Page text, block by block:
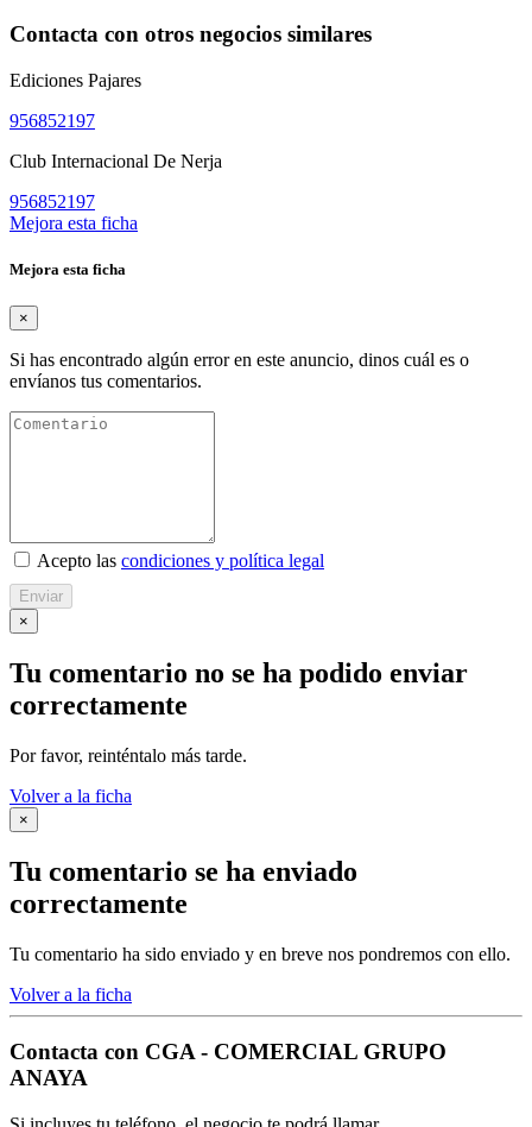
Contacta con otros negocios similares
Ediciones Pajares
956852197
Club Internacional De Nerja
956852197
Mejora esta ficha
Mejora esta ficha
×
Si has encontrado algún error en este anuncio, dinos cuál es o
envíanos tus comentarios.
Acepto las condiciones y política legal
Enviar
×
Tu comentario no se ha podido enviar
correctamente
Por favor, reinténtalo más tarde.
Volver a la ficha
×
Tu comentario se ha enviado
correctamente
Tu comentario ha sido enviado y en breve nos pondremos con ello.
Volver a la ficha
Contacta con CGA - COMERCIAL GRUPO
ANAYA